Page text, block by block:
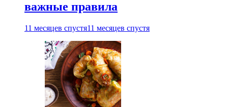
важные правила
11 месяцев спустя11 месяцев спустя